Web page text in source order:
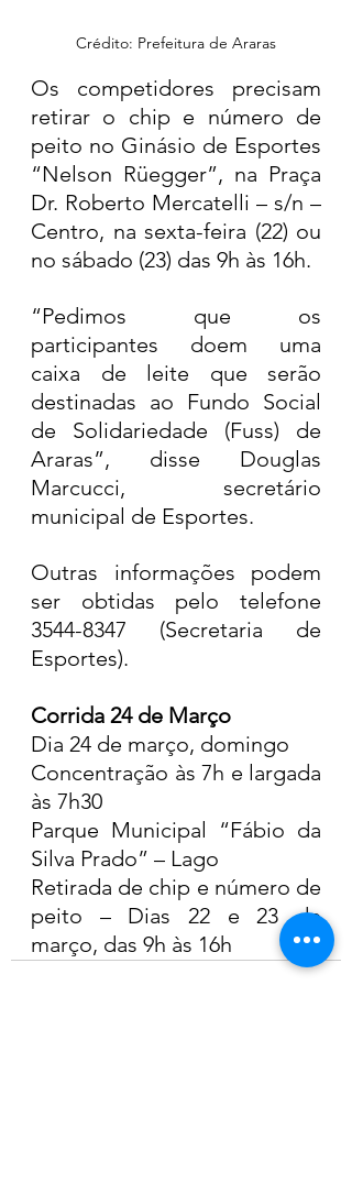
Crédito: Prefeitura de Araras
Os competidores precisam
retirar o chip e número de
peito no Ginásio de Esportes
“Nelson Rüegger”, na Praça
Dr. Roberto Mercatelli – s/n –
Centro, na sexta-feira (22) ou
no sábado (23) das 9h às 16h.
“Pedimos que os
participantes doem uma
caixa de leite que serão
destinadas ao Fundo Social
de Solidariedade (Fuss) de
Araras”, disse Douglas
Marcucci, secretário
municipal de Esportes.
Outras informações podem
ser obtidas pelo telefone
3544-8347 (Secretaria de
Esportes).
Corrida 24 de Março
Dia 24 de março, domingo
Concentração às 7h e largada
às 7h30
Parque Municipal “Fábio da
Silva Prado” – Lago
Retirada de chip e número de
peito – Dias 22 e 23 de
março, das 9h às 16h